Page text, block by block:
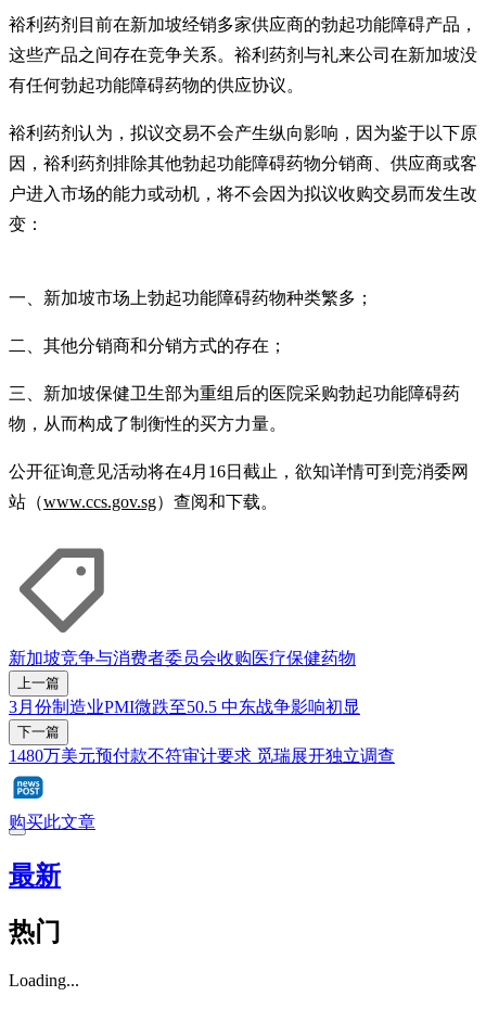
裕利药剂目前在新加坡经销多家供应商的勃起功能障碍产品，
这些产品之间存在竞争关系。裕利药剂与礼来公司在新加坡没
有任何勃起功能障碍药物的供应协议。
裕利药剂认为，拟议交易不会产生纵向影响，因为鉴于以下原
因，裕利药剂排除其他勃起功能障碍药物分销商、供应商或客
户进入市场的能力或动机，将不会因为拟议收购交易而发生改
变：
一、新加坡市场上勃起功能障碍药物种类繁多；
二、其他分销商和分销方式的存在；
三、新加坡保健卫生部为重组后的医院采购勃起功能障碍药
物，从而构成了制衡性的买方力量。
公开征询意见活动将在4月16日截止，欲知详情可到竞消委网
站（www.ccs.gov.sg）查阅和下载。
新加坡竞争与消费者委员会收购医疗保健药物
上一篇
3月份制造业PMI微跌至50.5 中东战争影响初显
下一篇
1480万美元预付款不符审计要求 觅瑞展开独立调查
购买此文章
最新
热门
Loading...